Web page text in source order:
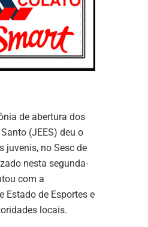
de abertura dos
(JEES) deu o
juvenis, no Sesc de
nesta segunda-
com a
Estado de Esportes e
locais.